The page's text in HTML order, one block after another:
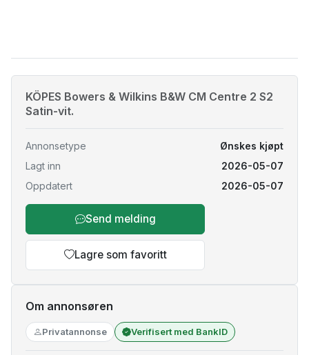
KÖPES Bowers & Wilkins B&W CM Centre 2 S2
Satin-vit.
Annonsetype
Ønskes kjøpt
Lagt inn
2026-05-07
Oppdatert
2026-05-07
Send melding
Lagre som favoritt
Om annonsøren
Privatannonse Verifisert med BankID